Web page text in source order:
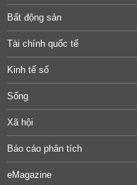
Bất động sản
Tài chính quốc tế
Kinh tế số
Sống
Xã hội
Báo cáo phân tích
eMagazine